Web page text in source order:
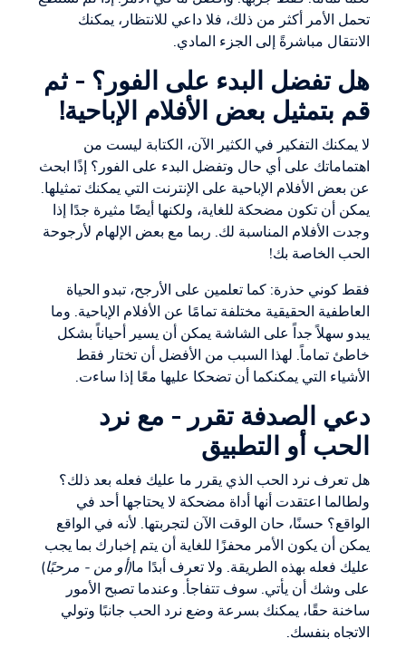
تحمل الأمر أكثر من ذلك، فلا داعي للانتظار، يمكنك
الانتقال مباشرةً إلى الجزء المادي.
هل تفضل البدء على الفور؟ - ثم
قم بتمثيل بعض الأفلام الإباحية!
لا يمكنك التفكير في الكثير الآن، الكتابة ليست من
اهتماماتك على أي حال وتفضل البدء على الفور؟ إذًا ابحث
عن بعض الأفلام الإباحية على الإنترنت التي يمكنك تمثيلها.
يمكن أن تكون مضحكة للغاية، ولكنها أيضًا مثيرة جدًا إذا
وجدت الأفلام المناسبة لك. ربما مع بعض الإلهام لأرجوحة
الحب الخاصة بك!
فقط كوني حذرة: كما تعلمين على الأرجح، تبدو الحياة
العاطفية الحقيقية مختلفة تمامًا عن الأفلام الإباحية. وما
يبدو سهلاً جداً على الشاشة يمكن أن يسير أحياناً بشكل
خاطئ تماماً. لهذا السبب من الأفضل أن تختار فقط
الأشياء التي يمكنكما أن تضحكا عليها معًا إذا ساءت.
دعي الصدفة تقرر - مع نرد
الحب أو التطبيق
هل تعرف نرد الحب الذي يقرر ما عليك فعله بعد ذلك؟
ولطالما اعتقدت أنها أداة مضحكة لا يحتاجها أحد في
الواقع؟ حسنًا، حان الوقت الآن لتجربتها. لأنه في الواقع
يمكن أن يكون الأمر محفزًا للغاية أن يتم إخبارك بما يجب
عليك فعله بهذه الطريقة. ولا تعرف أبدًا ما(أو من - مرحبًا)
على وشك أن يأتي. سوف تتفاجأ. وعندما تصبح الأمور
ساخنة حقًا، يمكنك بسرعة وضع نرد الحب جانبًا وتولي
الاتجاه بنفسك.